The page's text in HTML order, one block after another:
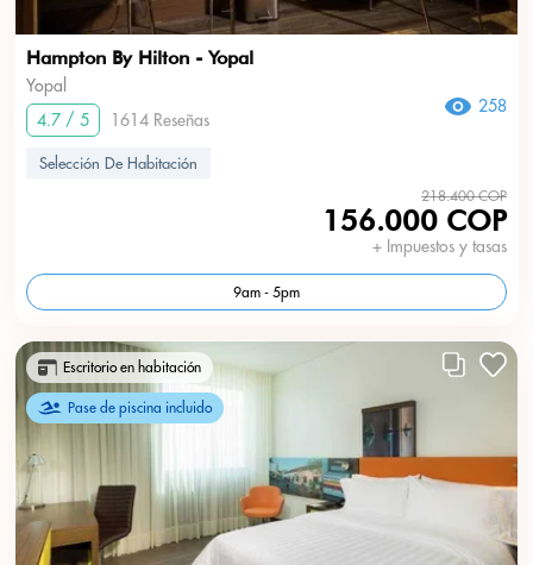
Hampton By Hilton - Yopal
Yopal
4.7 / 5
1614 Reseñas
258
Selección De Habitación
218.400 COP
156.000 COP
+ Impuestos y tasas
9am - 5pm
Escritorio en habitación
Pase de piscina incluido